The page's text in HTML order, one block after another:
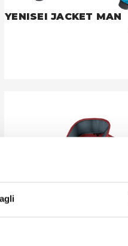
YENISEI JACKET MAN